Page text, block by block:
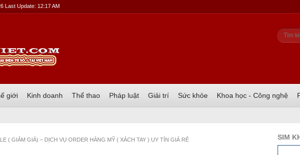
Last Update: 12:17 AM
Tìm
giới Kinh doanh Thể thao Pháp luật Giải trí Sức khỏe Khoa học - Công nghệ
( GIẢM GIÁ) – DỊCH VỤ ORDER HÀNG MỸ ( XÁCH TAY ) UY TÍN GIÁ RẺ SIM